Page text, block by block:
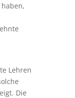
Lehren
Die